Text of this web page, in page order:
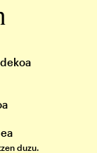
duzu.